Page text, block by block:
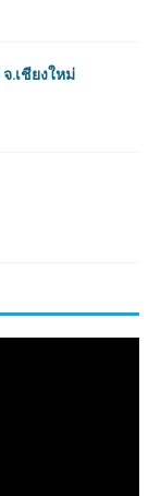
.เชียงใหม่